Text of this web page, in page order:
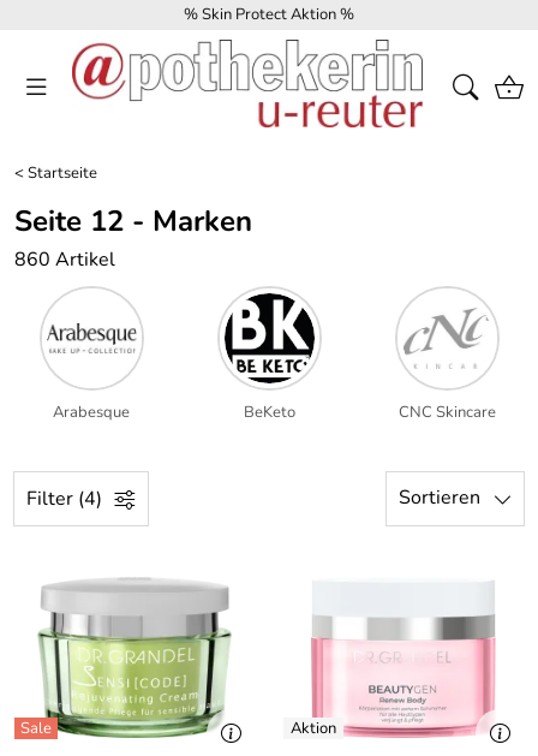
% Skin Protect Aktion %
<Startseite
Seite 12 - Marken
860 Artikel
Arabesque BeKeto CNC Skincare
Filter (4) Sortieren